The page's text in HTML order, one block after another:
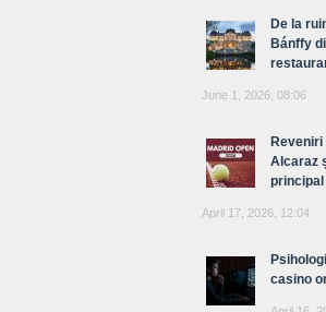
De la
Bánffy
June 1, 2026, 08:06
Reveniri
Alcaraz
principal
April 17, 2026, 12:04
casino